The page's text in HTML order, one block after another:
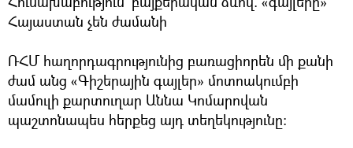
Հայաստան չեն ժամանի
ՌՀՄ հաղորդագրությունից բառացիորեն մի քանի
ժամ անց «Գիշերային գայլեր» մոտոակումբի
մամուլի քարտուղար Աննա Կոմարովան
պաշտոնապես հերքեց այդ տեղեկությունը։